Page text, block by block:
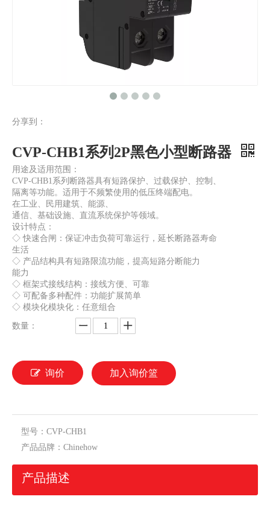
分享到：
CVP-CHB1系列2P黑色小型断路器
用途及适用范围：
CVP-CHB1系列断路器具有短路保护、过载保护、控制、
隔离等功能。适用于不频繁使用的低压终端配电。
在工业、民用建筑、能源、
通信、基础设施、直流系统保护等领域。
设计特点：
◇ 快速合闸：保证冲击负荷可靠运行，延长断路器寿命
生活
◇ 产品结构具有短路限流功能，提高短路分断能力
能力
◇ 框架式接线结构：接线方便、可靠
◇ 可配备多种配件：功能扩展简单
◇ 模块化模块化：任意组合
数量：
询价 加入询价篮
型号： CVP-CHB1
产品品牌： Chinehow
产品描述